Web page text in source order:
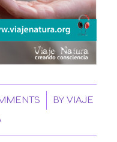
/ BYVIAJE